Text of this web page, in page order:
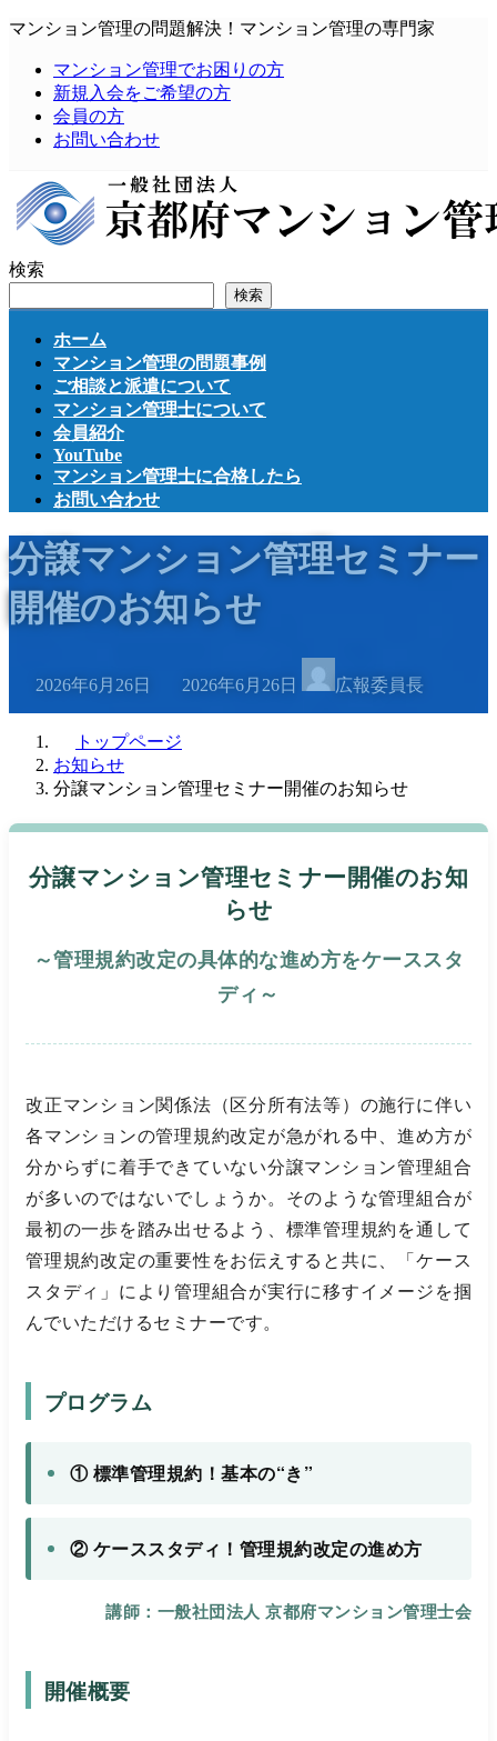
コ
ッ
プ
ナ
移
動
マンション管理の問題解決！マンション管理の専門家
マンション管理でお困りの方
新規入会をご希望の方
会員の方
お問い合わせ
検索
検索
ホーム
マンション管理の問題事例
ご相談と派遣について
マンション管理士について
会員紹介
YouTube
マンション管理士に合格したら
お問い合わせ
分譲マンション管理セミナー
開催のお知らせ
2026年6月26日
終
更
時
2026年6月26日 広報委員長
トップページ
お知らせ
分譲マンション管理セミナー開催のお知らせ
分譲マンション管理セミナー開催のお知
らせ
～管理規約改定の具体的な進め方をケーススタ
ディ～
改正マンション関係法（区分所有法等）の施行に伴い
各マンションの管理規約改定が急がれる中、進め方が
分からずに着手できていない分譲マンション管理組合
が多いのではないでしょうか。そのような管理組合が
最初の一歩を踏み出せるよう、標準管理規約を通して
管理規約改定の重要性をお伝えすると共に、「ケース
スタディ」により管理組合が実行に移すイメージを掴
んでいただけるセミナーです。
プログラム
① 標準管理規約！基本の“き”
② ケーススタディ！管理規約改定の進め方
講師： 一般社団法人 京都府マンション管理士会
開催概要